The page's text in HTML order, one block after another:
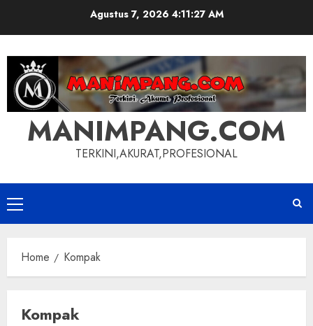
Agustus 7, 2026 4:11:28 AM
MANIMPANG.COM
TERKINI,AKURAT,PROFESIONAL
Primary
Menu
Home Kompak
Kompak